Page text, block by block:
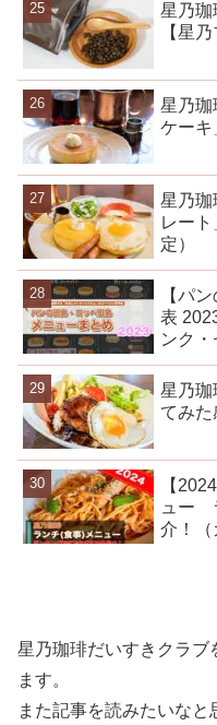
星乃珈
【星
星乃珈
ケーキ
星乃
レー
定）
【パ
表
ンク・
星乃珈
てみた
【
ュー
介！（
星乃珈琲だいすきクラブ
ます。
また記事を読みたいな